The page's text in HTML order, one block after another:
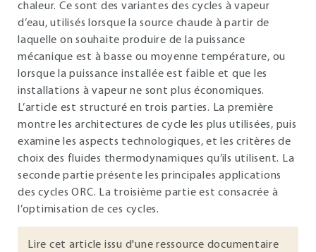
chaleur. Ce sont des variantes des cycles à vapeur
d’eau, utilisés lorsque la source chaude à partir de
laquelle on souhaite produire de la puissance
mécanique est à basse ou moyenne température, ou
lorsque la puissance installée est faible et que les
installations à vapeur ne sont plus économiques.
L’article est structuré en trois parties. La première
montre les architectures de cycle les plus utilisées, puis
examine les aspects technologiques, et les critères de
choix des fluides thermodynamiques qu’ils utilisent. La
seconde partie présente les principales applications
des cycles ORC. La troisième partie est consacrée à
l’optimisation de ces cycles.
Lire cet article issu d'une ressource documentaire